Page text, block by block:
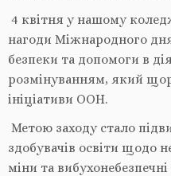
4 квітня у нашому
нагоди Міжнародного
безпеки та допомоги в
розмінуванням, який
ініціативи ООН.
Метою заходу стало
здобувачів освіти щодо
міни та